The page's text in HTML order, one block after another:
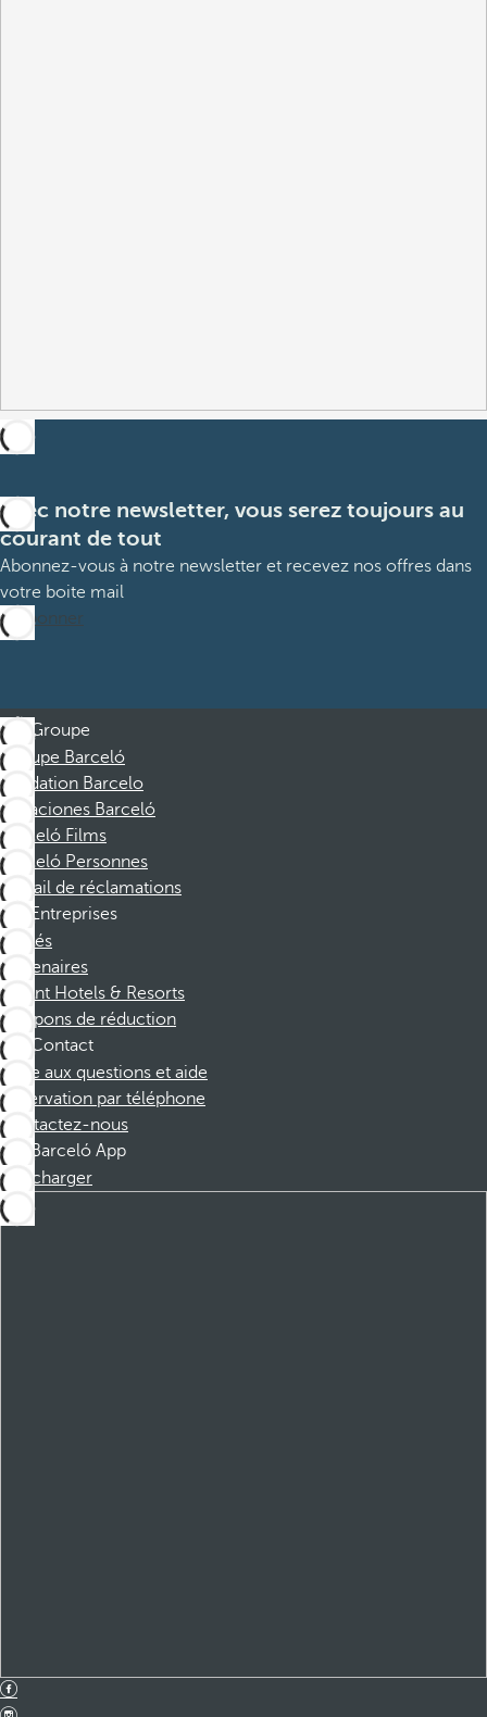
Avec notre newsletter, vous serez toujours au
courant de tout
Abonnez-vous à notre newsletter et recevez nos offres dans
votre boite mail
M’abonner
Groupe
Groupe Barceló
Fondation Barcelo
Vacaciones Barceló
Barceló Films
Barceló Personnes
Portail de réclamations
Entreprises
Affiliés
Partenaires
Dorint Hotels & Resorts
Coupons de réduction
Contact
Foire aux questions et aide
Réservation par téléphone
Contactez-nous
Barceló App
Télécharger